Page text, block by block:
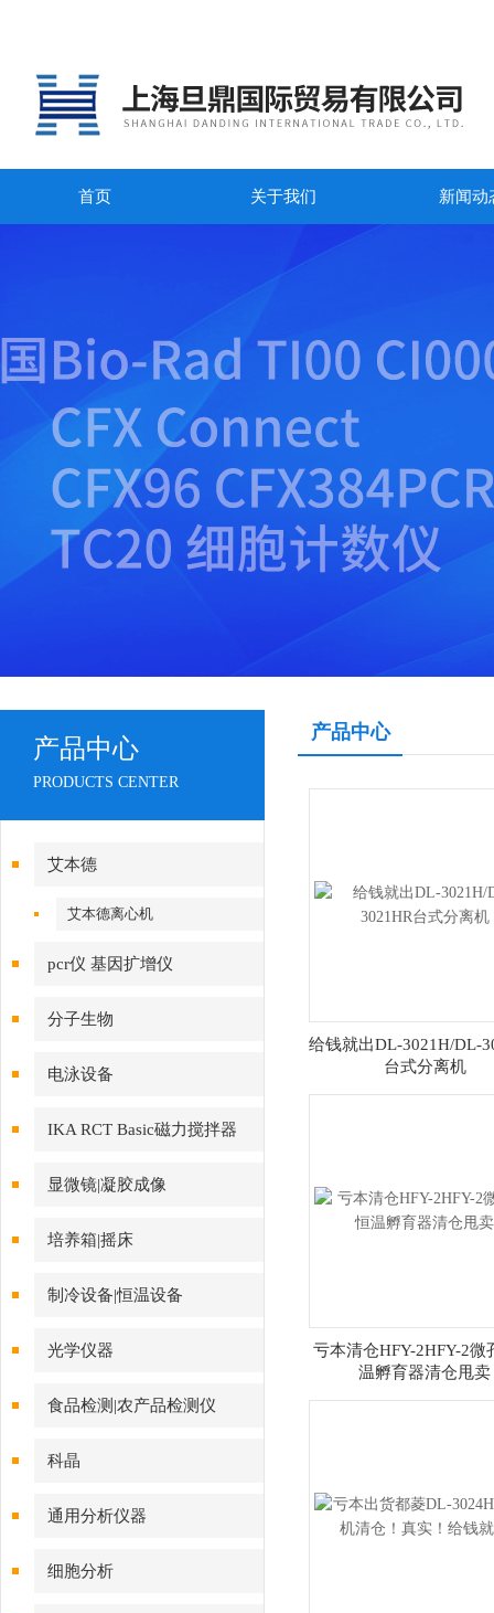
首页 关于我们 新闻动
产品中心
PRODUCTS CENTER
艾本德
艾本德离心机
pcr仪 基因扩增仪
分子生物
电泳设备
IKA RCT Basic磁力搅拌器
显微镜|凝胶成像
培养箱|摇床
制冷设备|恒温设备
光学仪器
食品检测|农产品检测仪
科晶
通用分析仪器
细胞分析
产品中心
给钱就出DL-3021H/DL-
台式分离机
亏本清仓HFY-2HFY-2微
温孵育器清仓甩卖